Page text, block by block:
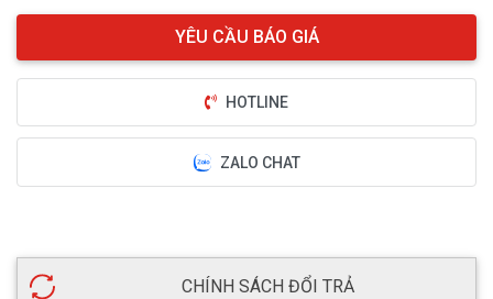
HOTLINE
ZALO CHAT
CHÍNH SÁCH ĐỔI TRẢ